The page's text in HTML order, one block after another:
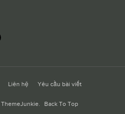
Liên hệ Yêu cầu bài viết
ThemeJunkie. Back To Top